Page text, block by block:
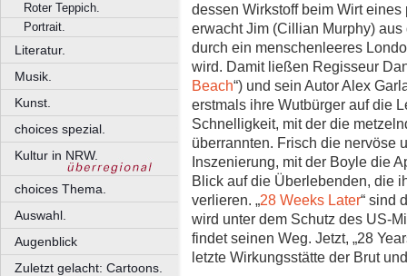
Roter Teppich.
Portrait.
Literatur.
Musik.
Kunst.
choices spezial.
Kultur in NRW.
choices Thema.
Auswahl.
Augenblick
Zuletzt gelacht: Cartoons.
dessen Wirkstoff beim Wirt eines
erwacht Jim (Cillian Murphy)
durch ein menschenleeres
wird. Damit ließen Regisseur
Beach“) und sein Autor Alex
erstmals ihre Wutbürger auf die
Schnelligkeit, mit der die
überrannten. Frisch die nervöse
Inszenierung, mit der Boyle die
Blick auf die Überlebenden, die
verlieren. „28 Weeks Later“ sind
wird unter dem Schutz des US-
findet seinen Weg. Jetzt, „28
letzte Wirkungsstätte der Brut